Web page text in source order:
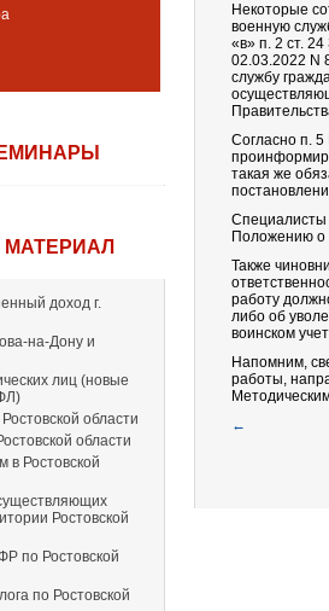
доход г.
на-Дону и
лиц (новые
области
области
в Ростовской
Ростовской
по Ростовской
по Ростовской
Некоторые
военную
«в» п. 2 ст.
02.03.2022 N
службу
Согласно п. 5
такая же
Специалисты
Положению о
Также
работу
либо об
воинском
Напомним,
работы,
←